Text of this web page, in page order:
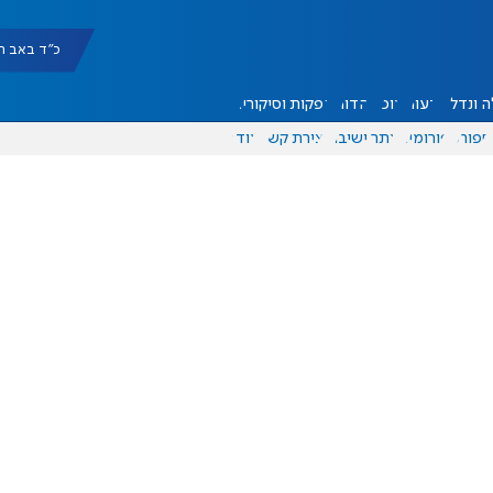
כ"ד באב תשפ"ו
ונדל"ן דעות אוכל יהדות הפקות וסיקורים
ספורט פורומים אתר ישיבה יצירת קשר עוד